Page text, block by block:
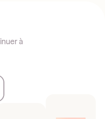
à